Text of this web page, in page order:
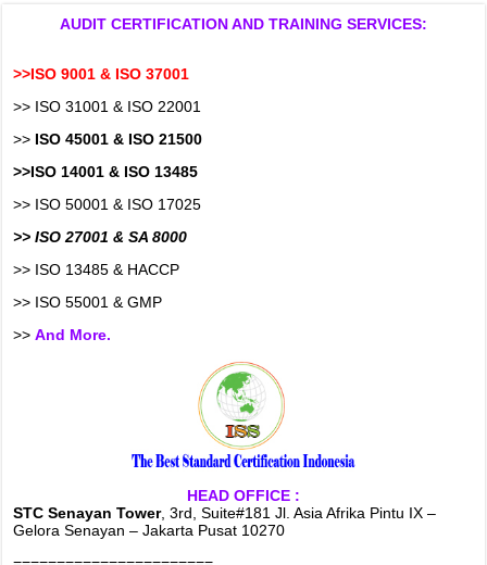
AUDIT CERTIFICATION AND TRAINING SERVICES:
>>ISO 9001 & ISO 37001
>> ISO 31001 & ISO 22001
>> ISO 45001 & ISO 21500
>>ISO 14001 & ISO 13485
>> ISO 50001 & ISO 17025
>> ISO 27001 & SA 8000
>> ISO 13485 & HACCP
>> ISO 55001 & GMP
>>And More.
HEAD OFFICE :
STC Senayan Tower, 3rd, Suite#181 Jl. Asia Afrika Pintu IX –
Gelora Senayan – Jakarta Pusat 10270